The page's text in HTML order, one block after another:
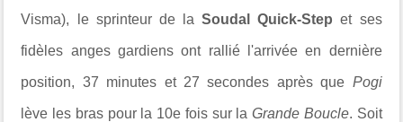
Visma), le sprinteur de laSoudal Quick-Step et ses
fidèles anges gardiens ont rallié l'arrivée en dernière
position, 37 minutes et 27 secondes après que Pogi
lève les bras pour la 10e fois sur laGrande Boucle. Soit